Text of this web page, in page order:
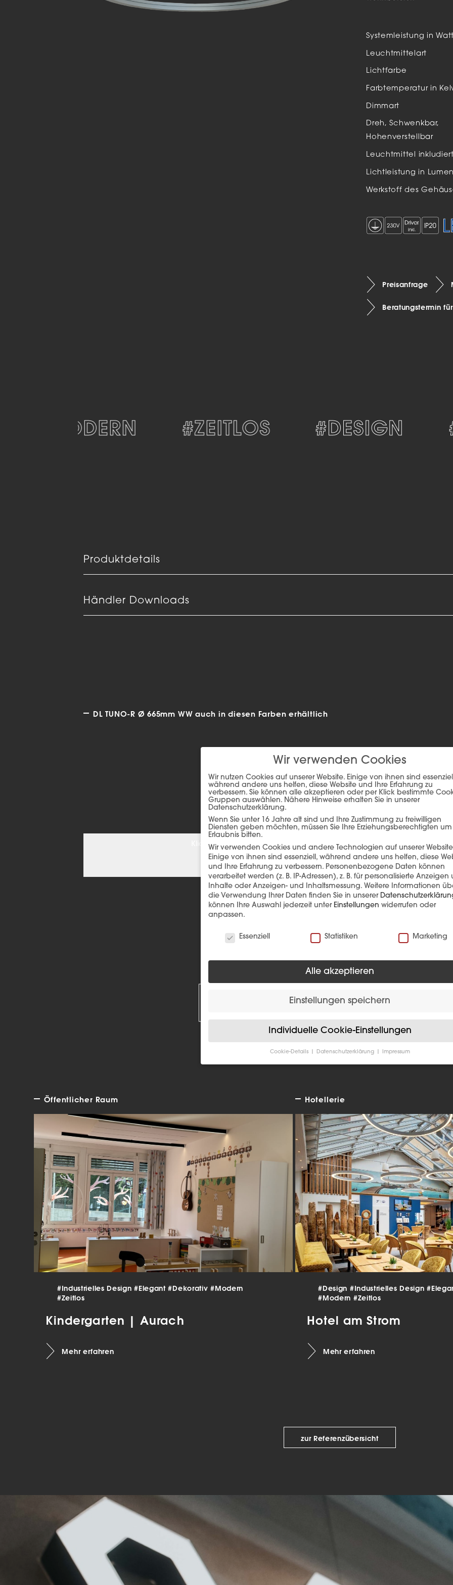
Systemleistung in Watt
Leuchtmittelart
Lichtfarbe
Farbtemperatur in
Dimmart
Dreh, Schwenkbar,
Hohenverstellbar
Leuchtmittel inkludiert
Lichtleistung in Lumen
Werkstoff des
Preisanfrage
Beratungstermin
#DESIGN
#MODERN #ZEITLOS
Produktdetails
Händler Downloads
DL TUNO-R Ø 665mm WW auch in diesen Farben erhältlich
Klicken Sie auf den unteren Button, um den Inhalt von player.flipsnack.com
Inhalt laden
Öffentlicher Raum
#Industrielles Design#Elegant#Dekorativ#Modern
#Zeitlos
Kindergarten | Aurach
Mehr erfahren
Hotellerie
#Design #Industrielles Design
#Modern #Zeitlos
Hotel am Strom
Mehr erfahren
zur Referenzübersicht
Wir verwenden Cookies
Wir nutzen Cookies auf unserer Website. Einige von ihnen sind
während andere uns helfen, diese Website und Ihre Erfahrung zu
verbessern. Sie können alle akzeptieren oder per Klick bestimmte
Gruppen auswählen. Nähere Hinweise erhalten Sie in unserer
Datenschutzerklärung.
Wenn Sie unter 16 Jahre alt sind und Ihre Zustimmung zu freiwilligen
Diensten geben möchten, müssen Sie Ihre Erziehungsberechtigten um
Erlaubnis bitten.
Wir verwenden Cookies und andere Technologien auf unserer
Einige von ihnen sind essenziell, während andere uns helfen, diese
und Ihre Erfahrung zu verbessern. Personenbezogene Daten können
verarbeitet werden (z. B. IP-Adressen), z. B. für personalisierte Anzeigen
Inhalte oder Anzeigen- und Inhaltsmessung. Weitere Informationen
die Verwendung Ihrer Daten finden Sie in unserer
können Ihre Auswahl jederzeit unter Einstellungen widerrufen oder
anpassen.
Essenziell
Statistiken Marketing
Alle akzeptieren
Einstellungen speichern
Individuelle Cookie-Einstellungen
Cookie-Details Datenschutzerklärung Impressum
Datenschutzeinstellungen
Einige von ihnen sind essenziell, während andere uns helfen, diese
und Ihre Erfahrung zu verbessern. Personenbezogene Daten können
verarbeitet werden (z. B. IP-Adressen), z. B. für personalisierte Anzeigen
Inhalte oder Anzeigen- und Inhaltsmessung. Weitere Informationen
die Verwendung Ihrer Daten finden Sie in unserer
Hier finden Sie eine Übersicht über alle verwendeten Cookies. Sie
Ihre Einwilligung zu ganzen Kategorien geben oder sich weitere
Informationen anzeigen lassen und so nur bestimmte Cookies
Alle akzeptieren
Einstellungen speichern
Datenschutzeinstellungen
Essenzielle Cookies ermöglichen grundlegende Funktionen und sind für die
Cookie-Informationen anzeigen
Cookie-Informationen anzeigen
Datenschutzerklärung